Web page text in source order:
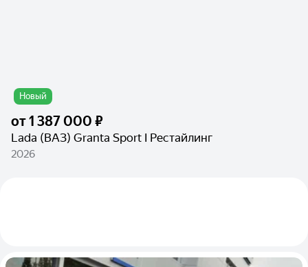
Новый
от1 387 000 ₽
Lada (ВАЗ) Granta Sport I Рестайлинг
2026